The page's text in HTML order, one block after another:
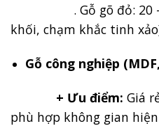
. Gỗ gõ đỏ: 20 –
khối, chạm khắc tinh
Gỗ công nghiệp
+ Ưu điểm: Giá
phù hợp không gian